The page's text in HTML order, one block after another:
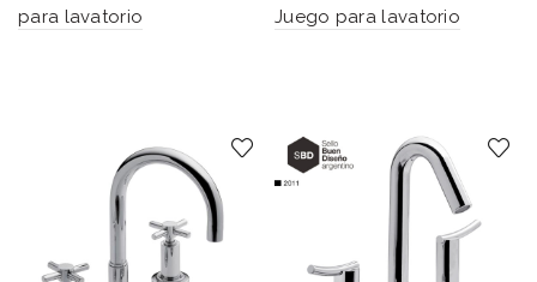
para lavatorio
Juego para lavatorio